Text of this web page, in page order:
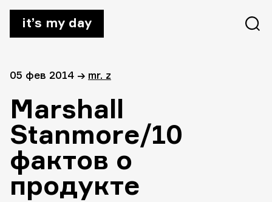
it’s my day
05 фев 2014 → mr. z
Marshall
Stanmore/10
фактов о
продукте